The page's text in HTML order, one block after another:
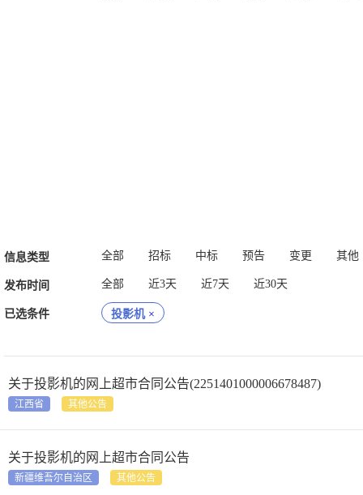
信息类型 全部 招标 中标 预告 变更 其他
发布时间 全部 近3天 近7天 近30天
已选条件 投影机 ×
关于投影机的网上超市合同公告(2251401000006678487)
江西省 其他公告
关于投影机的网上超市合同公告
新疆维吾尔自治区 其他公告